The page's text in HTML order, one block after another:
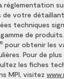
réglementation
de votre
techniques
de
pour obtenir les
Pour de plus
les fiches
MPI, visitez